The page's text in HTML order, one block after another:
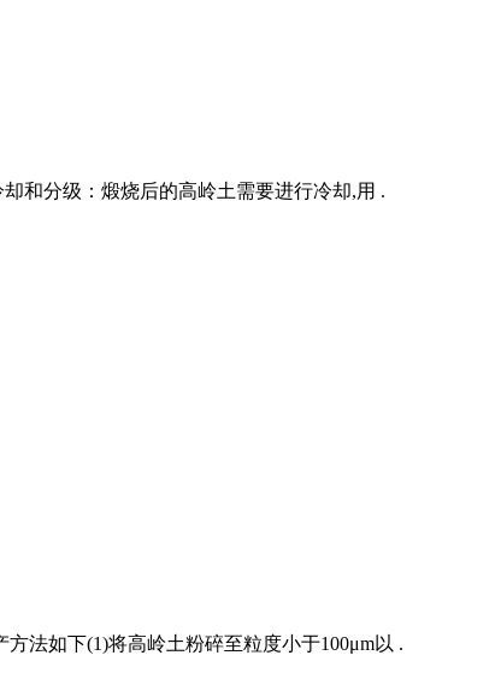
和分级：煅烧后的高岭土需要进行冷却,用 .
法如下(1)将高岭土粉碎至粒度小于100μm以 .